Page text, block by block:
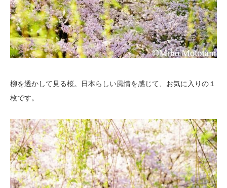
柳を透かして見る桜。日本らしい風情を感じて、お気に入りの１
枚です。